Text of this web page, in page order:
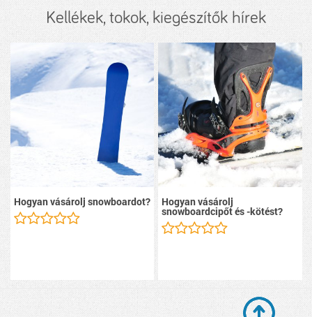
Kellékek, tokok, kiegészítők hírek
Hogyan vásárolj snowboardot? Hogyan vásárolj
snowboardcipőt és -kötést?